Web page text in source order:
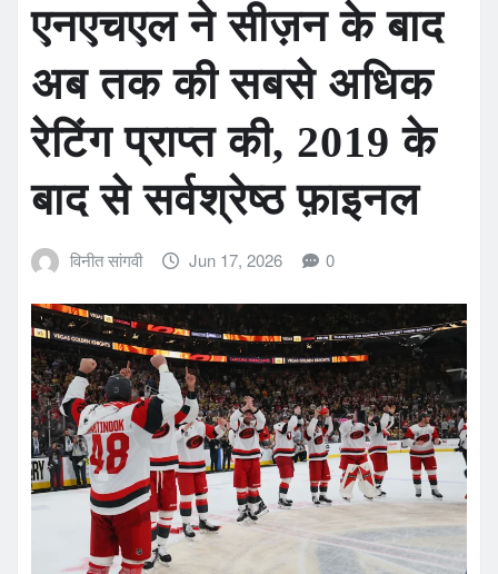
एनएचएल ने सीज़न के बाद
अब तक की सबसे अधिक
रेटिंग प्राप्त की, 2019 के
बाद से सर्वश्रेष्ठ फ़ाइनल
विनीत सांगवी Jun 17, 2026 0